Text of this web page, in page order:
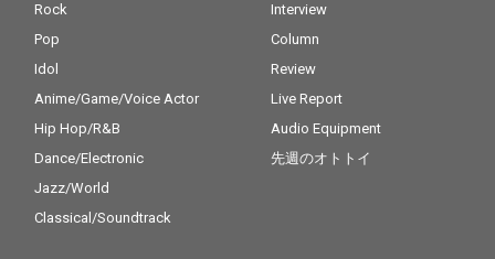
Rock
Pop
Idol
Anime/Game/Voice Actor
Hip Hop/R&B
Dance/Electronic
Jazz/World
Classical/Soundtrack
Interview
Column
Review
Live Report
Audio Equipment
先週のオトトイ